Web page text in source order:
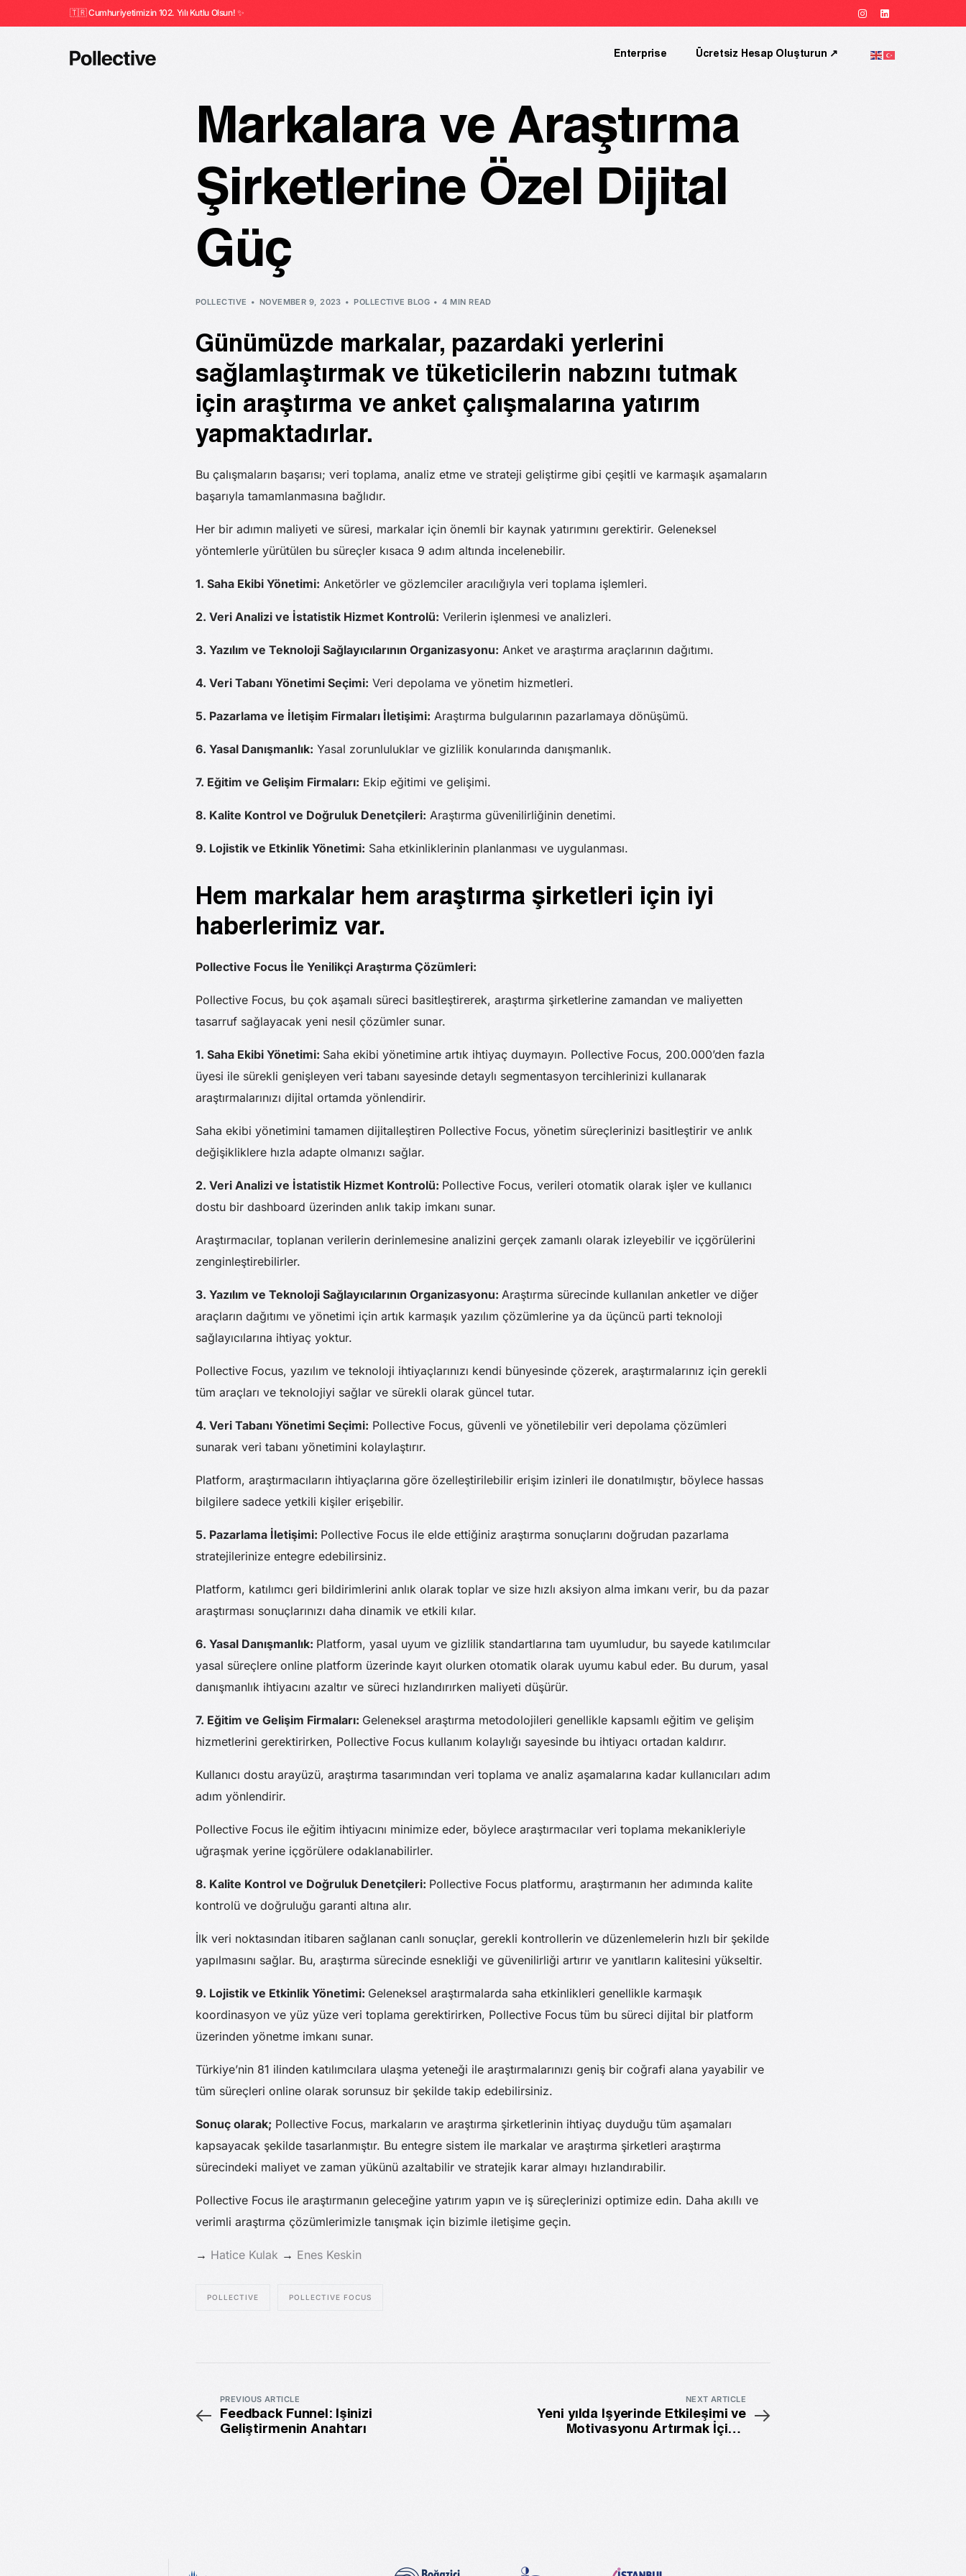
🇹🇷 Cumhuriyetimizin 102. Yılı Kutlu Olsun! ✨
Enterprise Ücretsiz Hesap Oluşturun ↗︎
Markalara ve Araştırma
Şirketlerine Özel Dijital
Güç
POLLECTIVE NOVEMBER 9, 2023 POLLECTIVE BLOG 4 MIN READ
Günümüzde markalar, pazardaki yerlerini
sağlamlaştırmak ve tüketicilerin nabzını tutmak
için araştırma ve anket çalışmalarına yatırım
yapmaktadırlar.
Bu çalışmaların başarısı; veri toplama, analiz etme ve strateji geliştirme gibi çeşitli ve karmaşık aşamaların
başarıyla tamamlanmasına bağlıdır.
Her bir adımın maliyeti ve süresi, markalar için önemli bir kaynak yatırımını gerektirir. Geleneksel
yöntemlerle yürütülen bu süreçler kısaca 9 adım altında incelenebilir.
1. Saha Ekibi Yönetimi: Anketörler ve gözlemciler aracılığıyla veri toplama işlemleri.
2. Veri Analizi ve İstatistik Hizmet Kontrolü: Verilerin işlenmesi ve analizleri.
3. Yazılım ve Teknoloji Sağlayıcılarının Organizasyonu: Anket ve araştırma araçlarının dağıtımı.
4. Veri Tabanı Yönetimi Seçimi: Veri depolama ve yönetim hizmetleri.
5. Pazarlama ve İletişim Firmaları İletişimi: Araştırma bulgularının pazarlamaya dönüşümü.
6. Yasal Danışmanlık: Yasal zorunluluklar ve gizlilik konularında danışmanlık.
7. Eğitim ve Gelişim Firmaları: Ekip eğitimi ve gelişimi.
8. Kalite Kontrol ve Doğruluk Denetçileri: Araştırma güvenilirliğinin denetimi.
9. Lojistik ve Etkinlik Yönetimi: Saha etkinliklerinin planlanması ve uygulanması.
Hem markalar hem araştırma şirketleri için iyi
haberlerimiz var.
Pollective Focus İle Yenilikçi Araştırma Çözümleri:
Pollective Focus, bu çok aşamalı süreci basitleştirerek, araştırma şirketlerine zamandan ve maliyetten
tasarruf sağlayacak yeni nesil çözümler sunar.
1. Saha Ekibi Yönetimi: Saha ekibi yönetimine artık ihtiyaç duymayın. Pollective Focus, 200.000’den fazla
üyesi ile sürekli genişleyen veri tabanı sayesinde detaylı segmentasyon tercihlerinizi kullanarak
araştırmalarınızı dijital ortamda yönlendirir.
Saha ekibi yönetimini tamamen dijitalleştiren Pollective Focus, yönetim süreçlerinizi basitleştirir ve anlık
değişikliklere hızla adapte olmanızı sağlar.
2. Veri Analizi ve İstatistik Hizmet Kontrolü: Pollective Focus, verileri otomatik olarak işler ve kullanıcı
dostu bir dashboard üzerinden anlık takip imkanı sunar.
Araştırmacılar, toplanan verilerin derinlemesine analizini gerçek zamanlı olarak izleyebilir ve içgörülerini
zenginleştirebilirler.
3. Yazılım ve Teknoloji Sağlayıcılarının Organizasyonu: Araştırma sürecinde kullanılan anketler ve diğer
araçların dağıtımı ve yönetimi için artık karmaşık yazılım çözümlerine ya da üçüncü parti teknoloji
sağlayıcılarına ihtiyaç yoktur.
Pollective Focus, yazılım ve teknoloji ihtiyaçlarınızı kendi bünyesinde çözerek, araştırmalarınız için gerekli
tüm araçları ve teknolojiyi sağlar ve sürekli olarak güncel tutar.
4. Veri Tabanı Yönetimi Seçimi: Pollective Focus, güvenli ve yönetilebilir veri depolama çözümleri
sunarak veri tabanı yönetimini kolaylaştırır.
Platform, araştırmacıların ihtiyaçlarına göre özelleştirilebilir erişim izinleri ile donatılmıştır, böylece hassas
bilgilere sadece yetkili kişiler erişebilir.
5. Pazarlama İletişimi: Pollective Focus ile elde ettiğiniz araştırma sonuçlarını doğrudan pazarlama
stratejilerinize entegre edebilirsiniz.
Platform, katılımcı geri bildirimlerini anlık olarak toplar ve size hızlı aksiyon alma imkanı verir, bu da pazar
araştırması sonuçlarınızı daha dinamik ve etkili kılar.
6. Yasal Danışmanlık: Platform, yasal uyum ve gizlilik standartlarına tam uyumludur, bu sayede katılımcılar
yasal süreçlere online platform üzerinde kayıt olurken otomatik olarak uyumu kabul eder. Bu durum, yasal
danışmanlık ihtiyacını azaltır ve süreci hızlandırırken maliyeti düşürür.
7. Eğitim ve Gelişim Firmaları: Geleneksel araştırma metodolojileri genellikle kapsamlı eğitim ve gelişim
hizmetlerini gerektirirken, Pollective Focus kullanım kolaylığı sayesinde bu ihtiyacı ortadan kaldırır.
Kullanıcı dostu arayüzü, araştırma tasarımından veri toplama ve analiz aşamalarına kadar kullanıcıları adım
adım yönlendirir.
Pollective Focus ile eğitim ihtiyacını minimize eder, böylece araştırmacılar veri toplama mekanikleriyle
uğraşmak yerine içgörülere odaklanabilirler.
8. Kalite Kontrol ve Doğruluk Denetçileri: Pollective Focus platformu, araştırmanın her adımında kalite
kontrolü ve doğruluğu garanti altına alır.
İlk veri noktasından itibaren sağlanan canlı sonuçlar, gerekli kontrollerin ve düzenlemelerin hızlı bir şekilde
yapılmasını sağlar. Bu, araştırma sürecinde esnekliği ve güvenilirliği artırır ve yanıtların kalitesini yükseltir.
9. Lojistik ve Etkinlik Yönetimi: Geleneksel araştırmalarda saha etkinlikleri genellikle karmaşık
koordinasyon ve yüz yüze veri toplama gerektirirken, Pollective Focus tüm bu süreci dijital bir platform
üzerinden yönetme imkanı sunar.
Türkiye’nin 81 ilinden katılımcılara ulaşma yeteneği ile araştırmalarınızı geniş bir coğrafi alana yayabilir ve
tüm süreçleri online olarak sorunsuz bir şekilde takip edebilirsiniz.
Sonuç olarak; Pollective Focus, markaların ve araştırma şirketlerinin ihtiyaç duyduğu tüm aşamaları
kapsayacak şekilde tasarlanmıştır. Bu entegre sistem ile markalar ve araştırma şirketleri araştırma
sürecindeki maliyet ve zaman yükünü azaltabilir ve stratejik karar almayı hızlandırabilir.
Pollective Focus ile araştırmanın geleceğine yatırım yapın ve iş süreçlerinizi optimize edin. Daha akıllı ve
verimli araştırma çözümlerimizle tanışmak için bizimle iletişime geçin.
→ Hatice Kulak → Enes Keskin
POLLECTIVE POLLECTIVE FOCUS
PREVIOUS ARTICLE
Feedback Funnel: İşinizi
Geliştirmenin Anahtarı
NEXT ARTICLE
Yeni yılda İşyerinde Etkileşimi ve
Motivasyonu Artırmak İçin 7